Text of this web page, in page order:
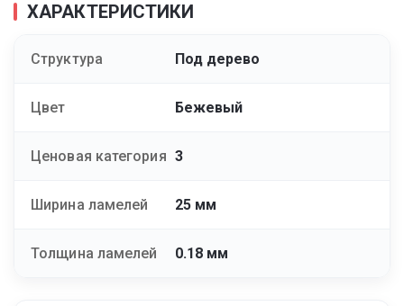
ХАРАКТЕРИСТИКИ
Структура Под дерево
Цвет Бежевый
Ценовая категория 3
Ширина ламелей 25 мм
Толщина ламелей 0.18 мм